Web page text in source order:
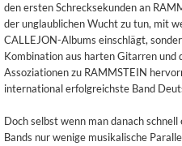
den ersten Schrecksekunden an
der unglaublichen Wucht zu tun, mit
CALLEJON-Albums einschlägt,
Kombination aus harten Gitarren und
Assoziationen zu RAMMSTEIN
international erfolgreichste Band
Doch selbst wenn man danach
Bands nur wenige musikalische